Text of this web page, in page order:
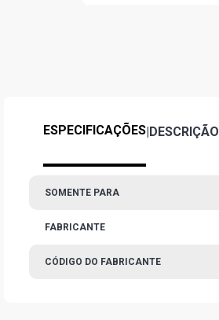
ESPECIFICAÇÕES|DESCRIÇÃO
SOMENTE PARA
FABRICANTE
CÓDIGO DO FABRICANTE